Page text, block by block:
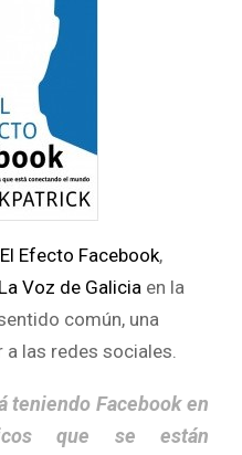
El Efecto Facebook,
La Voz de Galicia en la
común, una
las redes sociales.
teniendo Facebook en
que se están